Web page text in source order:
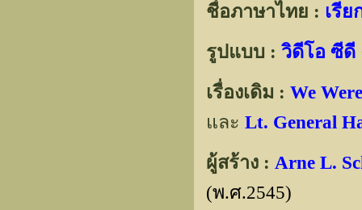
ชื่อภาษาไทย : เรีย
รูปแบบ : วิดีโอ ซีดี
เรื่องเดิม : We
และ Lt. General
ผู้สร้าง : Arne L.
(พ.ศ.2545)